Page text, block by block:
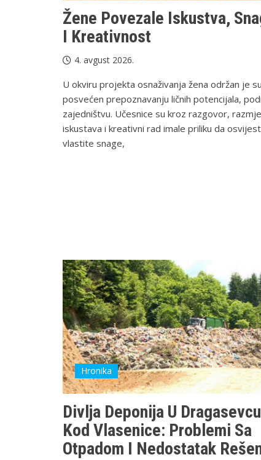
Žene Povezale Iskustva,
I Kreativnost
4. avgust 2026.
U okviru projekta osnaživanja žena održan je
posvećen prepoznavanju ličnih potencijala,
zajedništvu. Učesnice su kroz razgovor,
iskustava i kreativni rad imale priliku da
vlastite snage,
Hronika
Divlja Deponija U Dragasevcu
Kod Vlasenice: Problemi Sa
Otpadom I Nedostatak